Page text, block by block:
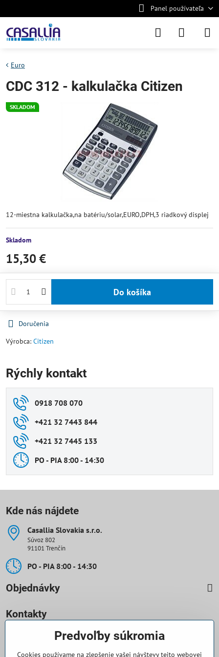
Panel používateľa
SKLADOM
Euro
CDC 312 - kalkulačka Citizen
12-miestna kalkulačka,na batériu/solar,EURO,DPH,3 riadkový displej
Skladom
15,30 €
Do košíka
Doručenia
Výrobca: Citizen
Rýchly kontakt
0918 708 070
+421 32 7443 844
+421 32 7445 133
PO - PIA 8:00 - 14:30
Kde nás nájdete
Casallia Slovakia s​.r​.o​.
Súvoz 802
91101 Trenčín
PO - PIA 8:00 - 14:30
Objednávky
Kontakty
0918 708 070Predvoľby súkromia
Cookies používame na zlepšenie vašej návštevy tejto webovej